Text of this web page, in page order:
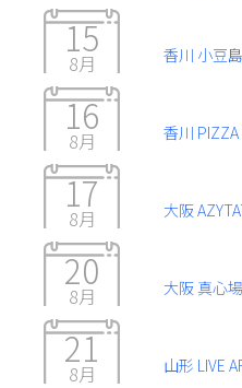
15
8月 香川 小豆
16
8月 香川 PIZZA
17
8月 大阪
20
8月 大阪 真心場
21
8月 山形 LIVE